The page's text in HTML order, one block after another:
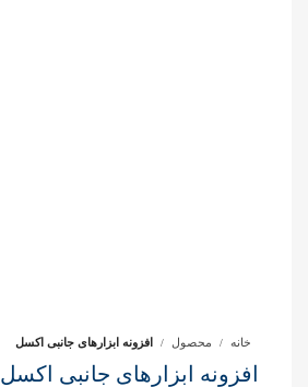
خانه محصول افزونه ابزارهای جانبی اکسل
افزونه ابزارهای جانبی اکسل